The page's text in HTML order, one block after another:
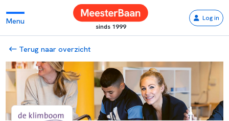
Menu
sinds 1999
Log in
Terug naar overzicht